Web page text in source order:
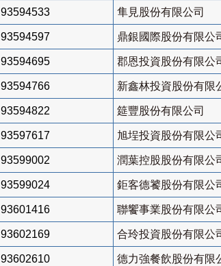
93594533 隼見股份有限公司
93594597 鼎銀國際股份有限公
93594695 郡恩投資股份有限公
93594766 新鑫林投資股份有限
93594822 筵豐股份有限公司
93597617 旭埕投資股份有限公
93599002 潤葉控股股份有限公
93599024 鉅客德饕股份有限公
93601416 聯饗事業股份有限公
93602169 合玲投資股份有限公
93602610 德力強餐飲股份有限